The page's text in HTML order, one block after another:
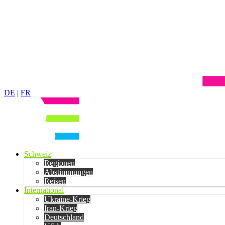
DE | FR
Schweiz
Regionen
Abstimmungen
Reisen
International
Ukraine-Krieg
Iran-Krieg
Deutschland